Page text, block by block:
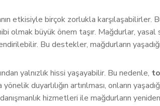
etkisiyle birçok zorlukla
olmak büyük önem taşır. Mağdurlar,
Bu destekler, mağdurların
yalnızlık hissi yaşayabilir. Bu nedenle,
duyarlılığın artırılması, onların
hizmetleri ile mağdurların